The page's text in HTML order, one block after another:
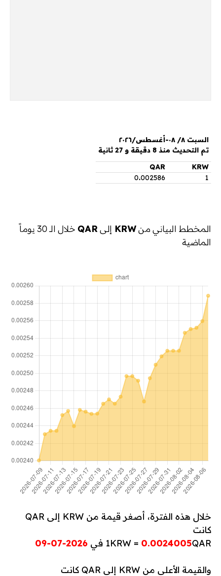
السبت ٨/ ٠٨-أغسطس/٢٠٢٦
تم التحديث منذ 8 دقيقة و 27 ثانية
KRW
QAR
1
0.002586
المخطط البياني منKRW إلىQAR
خلال الـ 30 يوماً
الماضية
خلال هذه الفترة، أصغر قيمة من KRW إلى QAR
كانت
1KRW = 0.0024005QAR في 2026-07-09
والقيمة الأعلى من KRW إلى QAR كانت